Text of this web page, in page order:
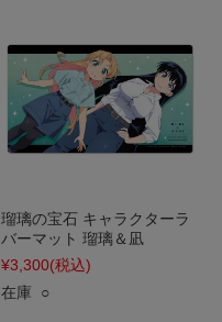
瑠璃の宝石 キャラクターラ
バーマット 瑠璃＆凪
¥3,300(税込)
在庫 ○